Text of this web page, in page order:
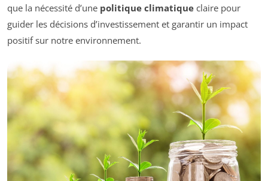
que la nécessité d’une politique climatique claire pour
guider les décisions d’investissement et garantir un impact
positif sur notre environnement.